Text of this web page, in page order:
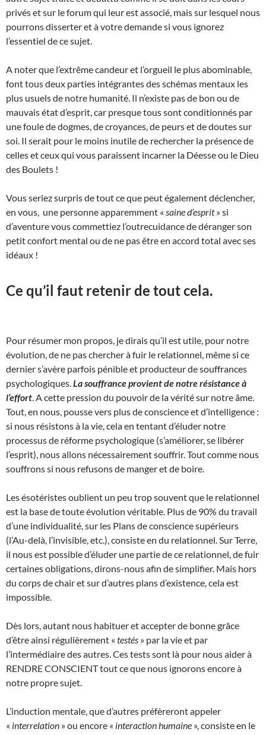
privés et sur le forum qui leur est associé, mais sur lesquel nous
pourrons disserter et à votre demande si vous ignorez
l’essentiel de ce sujet.
A noter que l’extrême candeur et l’orgueil le plus abominable,
font tous deux parties intégrantes des schémas mentaux les
plus usuels de notre humanité. Il n’existe pas de bon ou de
mauvais état d’esprit, car presque tous sont conditionnés par
une foule de dogmes, de croyances, de peurs et de doutes sur
soi. Il serait pour le moins inutile de rechercher la présence de
celles et ceux qui vous paraissent incarner la Déesse ou le Dieu
des Boulets !
Vous seriez surpris de tout ce que peut également déclencher,
en vous, une personne apparemment « saine d’esprit» si
d’aventure vous commettiez l’outrecuidance de déranger son
petit confort mental ou de ne pas être en accord total avec ses
idéaux !
Ce qu’il faut retenir de tout cela.
Pour résumer mon propos, je dirais qu’il est utile, pour notre
évolution, de ne pas chercher à fuir le relationnel, même si ce
dernier s’avère parfois pénible et producteur de souffrances
psychologiques. La souffrance provient de notre résistance à
l’effort . A cette pression du pouvoir de la vérité sur notre âme.
Tout, en nous, pousse vers plus de conscience et d’intelligence :
si nous résistons à la vie, cela en tentant d’éluder notre
processus de réforme psychologique (s’améliorer, se libérer
l’esprit), nous allons nécessairement souffrir. Tout comme nous
souffrons si nous refusons de manger et de boire.
Les ésotéristes oublient un peu trop souvent que le relationnel
est la base de toute évolution véritable. Plus de 90% du travail
d’une individualité, sur les Plans de conscience supérieurs
(l’Au-delà, l’invisible, etc.), consiste en du relationnel. Sur Terre,
il nous est possible d’éluder une partie de ce relationnel, de fuir
certaines obligations, dirons-nous afin de simplifier. Mais hors
du corps de chair et sur d’autres plans d’existence, cela est
impossible.
Dès lors, autant nous habituer et accepter de bonne grâce
d’être ainsi régulièrement « testés » par la vie et par
l’intermédiaire des autres. Ces tests sont là pour nous aider à
RENDRE CONSCIENT tout ce que nous ignorons encore à
notre propre sujet.
L’induction mentale, que d’autres préfèreront appeler
« interrelation » ou encore « interaction humaine », consiste en le